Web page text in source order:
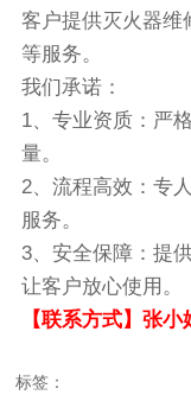
客户提供灭火器维
等服务。
我们承诺：
1、专业资质：严
量。
2、流程高效：专
服务。
3、安全保障：提
让客户放心使用。
【联系方式】张
标签：